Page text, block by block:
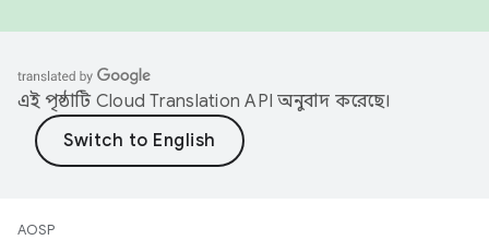
এই পৃষ্ঠাটি Cloud Translation API অনুবাদ করেছে।
AOSP